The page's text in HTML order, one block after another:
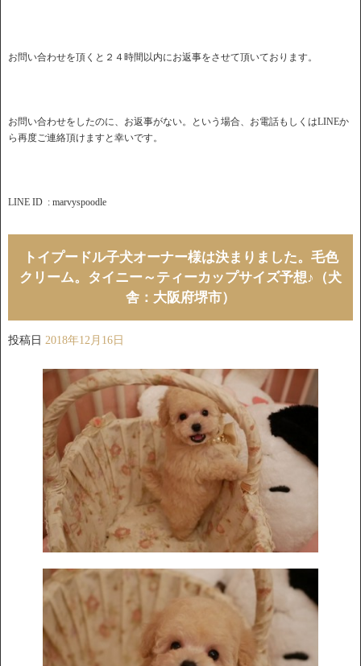
お問い合わせを頂くと２４時間以内にお返事をさせて頂いております。
お問い合わせをしたのに、お返事がない。という場合、お電話もしくはLINEか
ら再度ご連絡頂けますと幸いです。
LINE ID : marvyspoodle
トイプードル子犬オーナー様は決まりました。毛色
クリーム。タイニー～ティーカップサイズ予想♪（犬
舎：大阪府堺市）
投稿日 2018年12月16日